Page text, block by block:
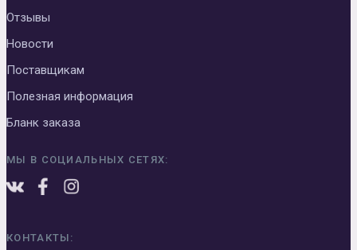
Отзывы
Новости
Поставщикам
Полезная информация
Бланк заказа
МЫ В СОЦИАЛЬНЫХ СЕТЯХ:
КОНТАКТЫ: